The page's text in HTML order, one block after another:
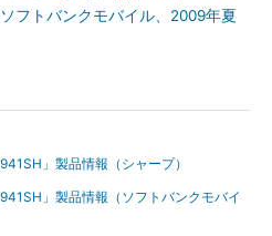
フトバンクモバイル、2009年夏
」製品情報（シャープ）
」製品情報（ソフトバンクモバイ